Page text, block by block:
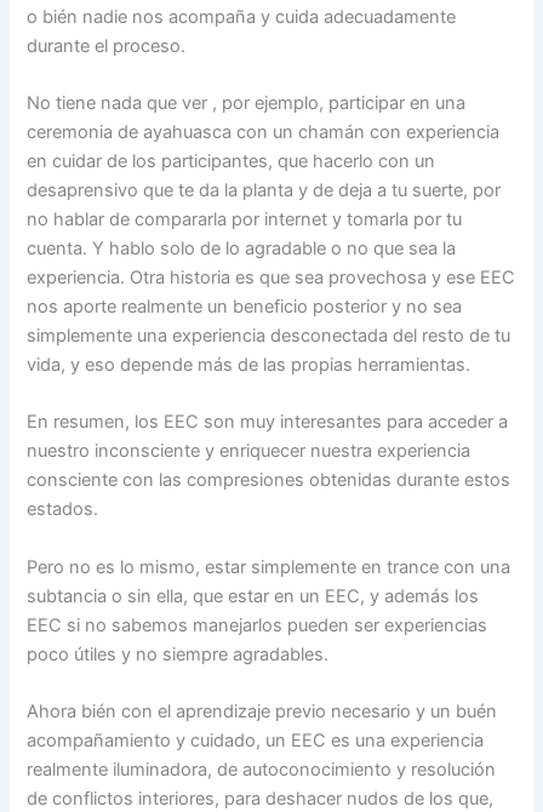
o bién nadie nos acompaña y cuida adecuadamente
durante el proceso.
No tiene nada que ver , por ejemplo, participar en una
ceremonia de ayahuasca con un chamán con experiencia
en cuidar de los participantes, que hacerlo con un
desaprensivo que te da la planta y de deja a tu suerte, por
no hablar de compararla por internet y tomarla por tu
cuenta. Y hablo solo de lo agradable o no que sea la
experiencia. Otra historia es que sea provechosa y ese EEC
nos aporte realmente un beneficio posterior y no sea
simplemente una experiencia desconectada del resto de tu
vida, y eso depende más de las propias herramientas.
En resumen, los EEC son muy interesantes para acceder a
nuestro inconsciente y enriquecer nuestra experiencia
consciente con las compresiones obtenidas durante estos
estados.
Pero no es lo mismo, estar simplemente en trance con una
subtancia o sin ella, que estar en un EEC, y además los
EEC si no sabemos manejarlos pueden ser experiencias
poco útiles y no siempre agradables.
Ahora bién con el aprendizaje previo necesario y un buén
acompañamiento y cuidado, un EEC es una experiencia
realmente iluminadora, de autoconocimiento y resolución
de conflictos interiores, para deshacer nudos de los que,